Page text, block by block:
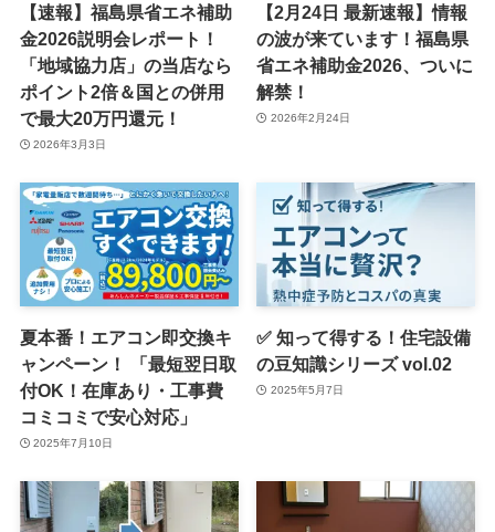
【速報】福島県省エネ補助
金2026説明会レポート！
「地域協力店」の当店なら
ポイント2倍＆国との併用
で最大20万円還元！
2026年3月3日
【2月24日 最新速報】情報
の波が来ています！福島県
省エネ補助金2026、ついに
解禁！
2026年2月24日
夏本番！エアコン即交換キ
ャンペーン！ 「最短翌日取
付OK！在庫あり・工事費
コミコミで安心対応」
2025年7月10日
✅ 知って得する！住宅設備
の豆知識シリーズ vol.02
2025年5月7日